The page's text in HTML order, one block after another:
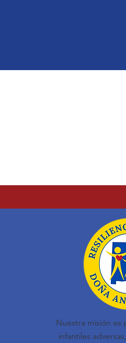
Nuestra misión es
infantiles